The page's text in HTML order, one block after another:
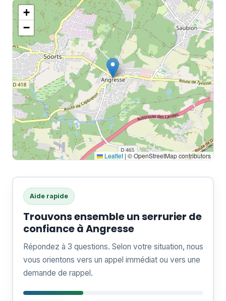
+
−
Leaflet | © OpenStreetMap contributors
Aide rapide
Trouvons ensemble un serrurier de
confiance à Angresse
Répondez à 3 questions. Selon votre situation, nous
vous orientons vers un appel immédiat ou vers une
demande de rappel.